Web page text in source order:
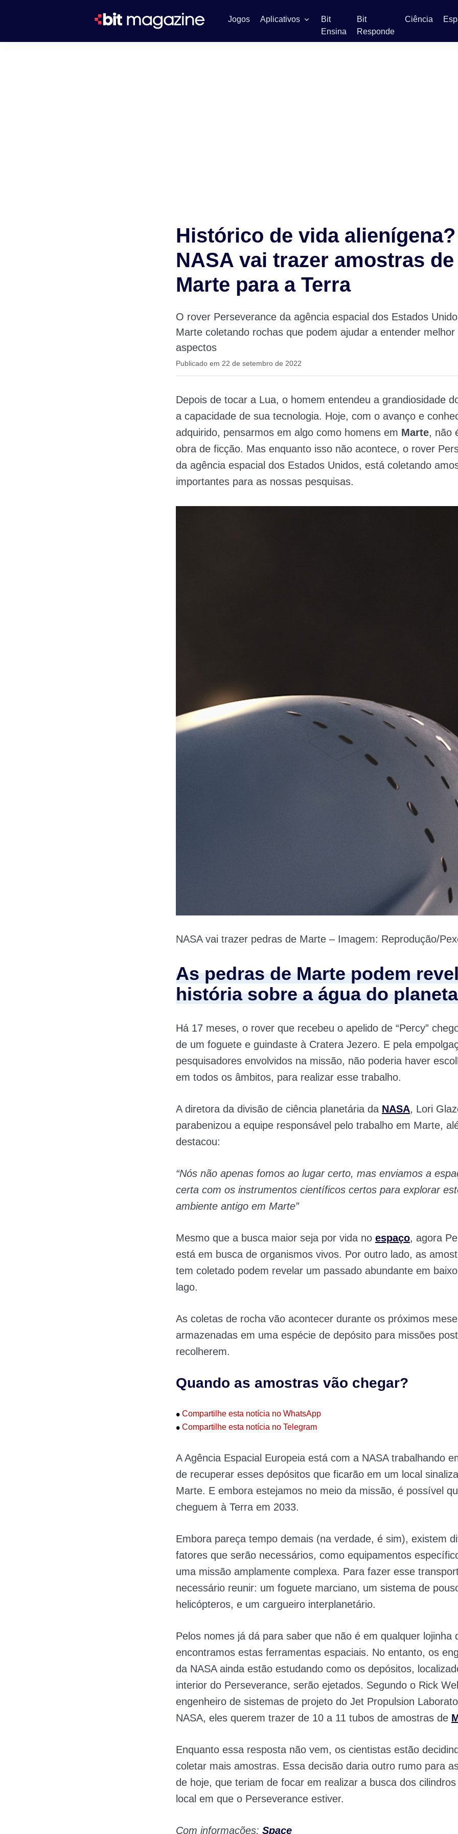
Jogos Aplicativos
Bit
Ensina
Bit
Responde
Ciência
Histórico de vida alienígena?
NASA vai trazer amostras de
Marte para a Terra
O rover Perseverance da agência espacial dos Estados
Marte coletando rochas que podem ajudar a entender melhor
aspectos
Publicado em 22 de setembro de 2022
Depois de tocar a Lua, o homem entendeu a grandiosidade
a capacidade de sua tecnologia. Hoje, com o avanço e
adquirido, pensarmos em algo como homens em Marte, não
obra de ficção. Mas enquanto isso não acontece, o rover
da agência espacial dos Estados Unidos, está coletando
importantes para as nossas pesquisas.
NASA vai trazer pedras de Marte – Imagem: Reprodução/
As pedras de Marte podem
história sobre a água do planeta
Há 17 meses, o rover que recebeu o apelido de “Percy”
de um foguete e guindaste à Cratera Jezero. E pela
pesquisadores envolvidos na missão, não poderia haver
em todos os âmbitos, para realizar esse trabalho.
A diretora da divisão de ciência planetária da NASA, Lori
parabenizou a equipe responsável pelo trabalho em Marte,
destacou:
“Nós não apenas fomos ao lugar certo, mas enviamos a
certa com os instrumentos científicos certos para explorar
ambiente antigo em Marte”
Mesmo que a busca maior seja por vida no espaço, agora
está em busca de organismos vivos. Por outro lado, as
tem coletado podem revelar um passado abundante em
lago.
As coletas de rocha vão acontecer durante os próximos
armazenadas em uma espécie de depósito para missões
recolherem.
Quando as amostras vão chegar?
• Compartilhe esta notícia no WhatsApp
• Compartilhe esta notícia no Telegram
A Agência Espacial Europeia está com a NASA trabalhando
de recuperar esses depósitos que ficarão em um local
Marte. E embora estejamos no meio da missão, é possível
cheguem à Terra em 2033.
Embora pareça tempo demais (na verdade, é sim), existem
fatores que serão necessários, como equipamentos
uma missão amplamente complexa. Para fazer esse
necessário reunir: um foguete marciano, um sistema de
helicópteros, e um cargueiro interplanetário.
Pelos nomes já dá para saber que não é em qualquer lojinha
encontramos estas ferramentas espaciais. No entanto, os
da NASA ainda estão estudando como os depósitos,
interior do Perseverance, serão ejetados. Segundo o Rick
engenheiro de sistemas de projeto do Jet Propulsion
NASA, eles querem trazer de 10 a 11 tubos de amostras de
Enquanto essa resposta não vem, os cientistas estão
coletar mais amostras. Essa decisão daria outro rumo para
de hoje, que teriam de focar em realizar a busca dos
local em que o Perseverance estiver.
Com informações: Space